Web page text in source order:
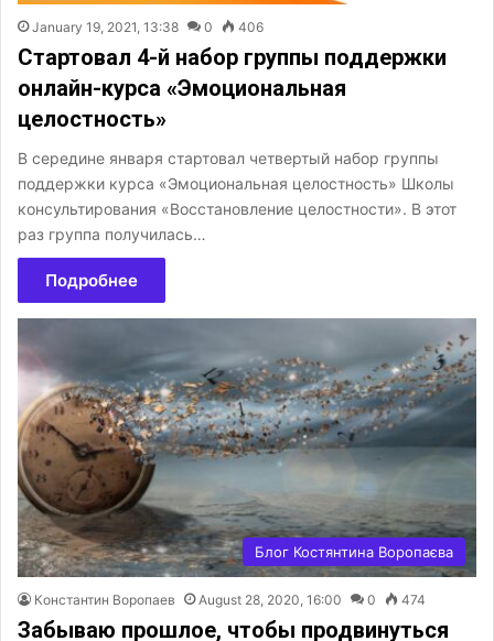
January 19, 2021, 13:38 0 406
Стартовал 4-й набор группы поддержки
онлайн-курса «Эмоциональная
целостность»
В середине января стартовал четвертый набор группы
поддержки курса «Эмоциональная целостность» Школы
консультирования «Восстановление целостности». В этот
раз группа получилась…
Подробнее
Блог Костянтина Воропаєва
Константин Воропаев August 28, 2020, 16:00 0 474
Забываю прошлое, чтобы продвинуться